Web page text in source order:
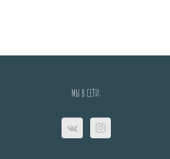
МЫ В СЕТИ: